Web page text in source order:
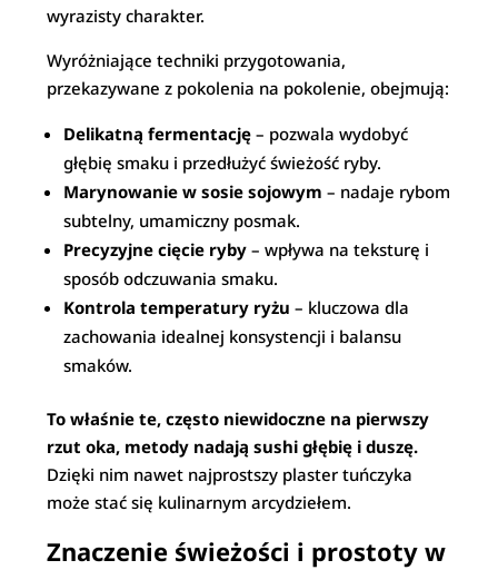
wyrazisty charakter.
Wyróżniające techniki przygotowania,
przekazywane z pokolenia na pokolenie, obejmują:
Delikatną fermentację – pozwala wydobyć
głębię smaku i przedłużyć świeżość ryby.
Marynowanie w sosie sojowym – nadaje rybom
subtelny, umamiczny posmak.
Precyzyjne cięcie ryby – wpływa na teksturę i
sposób odczuwania smaku.
Kontrola temperatury ryżu – kluczowa dla
zachowania idealnej konsystencji i balansu
smaków.
To właśnie te, często niewidoczne na pierwszy
rzut oka, metody nadają sushi głębię i duszę.
Dzięki nim nawet najprostszy plaster tuńczyka
może stać się kulinarnym arcydziełem.
Znaczenie świeżości i prostoty w